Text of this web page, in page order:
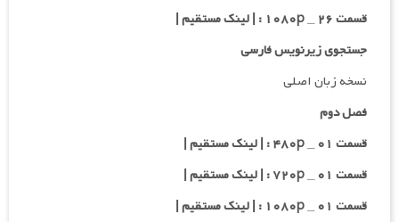
قسمت ۲۶ _ ۱۰۸۰p : | لینک مستقیم |
جستجوی زیرنویس فارسی
نسخه زبان اصلی
فصل دوم
قسمت ۰۱ _ ۴۸۰p : | لینک مستقیم |
قسمت ۰۱ _ ۷۲۰p : | لینک مستقیم |
قسمت ۰۱ _ ۱۰۸۰p : | لینک مستقیم |